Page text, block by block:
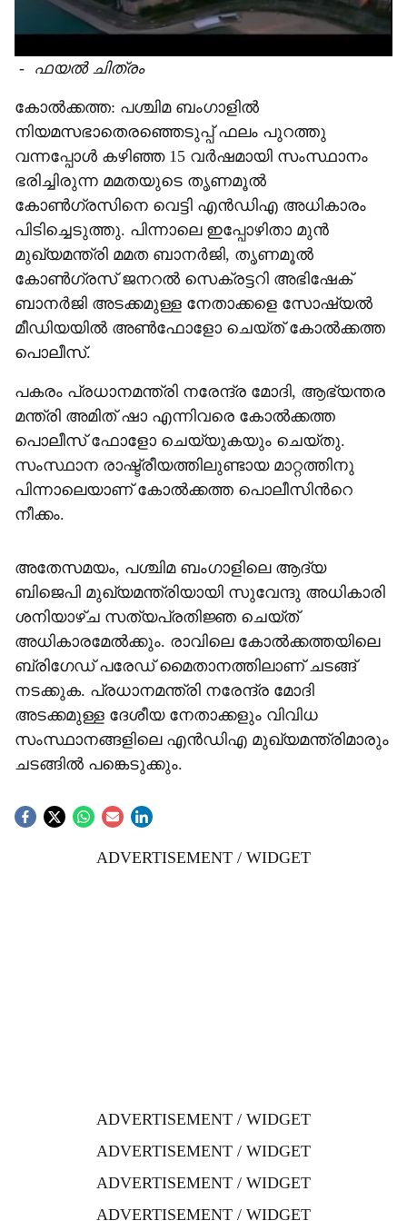
- ഫയൽ ചിത്രം
കോൽക്കത്ത: പശ്ചിമ ബംഗാളിൽ
നിയമസഭാതെരഞ്ഞെടുപ്പ് ഫലം പുറത്തു
വന്നപ്പോൾ കഴിഞ്ഞ 15 വർഷമായി സംസ്ഥാനം
ഭരിച്ചിരുന്ന മമതയുടെ തൃണമൂൽ
കോൺഗ്രസിനെ വെട്ടി എൻഡിഎ അധികാരം
പിടിച്ചെടുത്തു. പിന്നാലെ ഇപ്പോഴിതാ മുൻ
മുഖ്യമന്ത്രി മമത ബാനർജി, തൃണമൂൽ
കോൺഗ്രസ് ജനറൽ സെക്രട്ടറി അഭിഷേക്
ബാനർജി അടക്കമുള്ള നേതാക്കളെ സോഷ്യൽ
മീഡിയയിൽ അൺഫോളോ ചെയ്ത് കോൽക്കത്ത
പൊലീസ്.
പകരം പ്രധാനമന്ത്രി നരേന്ദ്ര മോദി, ആഭ്യന്തര
മന്ത്രി അമിത് ഷാ എന്നിവരെ കോൽക്കത്ത
പൊലീസ് ഫോളോ ചെയ്യുകയും ചെയ്തു.
സംസ്ഥാന രാഷ്ട്രീയത്തിലുണ്ടായ മാറ്റത്തിനു
പിന്നാലെയാണ് കോൽക്കത്ത പൊലീസിന്‍റെ
നീക്കം. ‌
അതേസമയം, പശ്ചിമ ബം​ഗാളിലെ ആദ്യ
ബിജെപി മുഖ്യമന്ത്രിയായി സുവേന്ദു അധികാരി
ശനിയാഴ്ച സത്യപ്രതിജ്ഞ ചെയ്ത്
അധികാരമേൽക്കും. രാവിലെ കോൽക്കത്തയിലെ
ബ്രി​ഗേഡ് പരേഡ് മൈതാനത്തിലാണ് ചടങ്ങ്
നടക്കുക. പ്രധാനമന്ത്രി നരേന്ദ്ര മോദി
അടക്കമുള്ള ദേശീയ നേതാക്കളും വിവിധ
സംസ്ഥാനങ്ങളിലെ എൻഡിഎ മുഖ്യമന്ത്രിമാരും
ചടങ്ങിൽ പങ്കെടുക്കും.
ADVERTISEMENT / WIDGET
ADVERTISEMENT / WIDGET
ADVERTISEMENT / WIDGET
ADVERTISEMENT / WIDGET
ADVERTISEMENT / WIDGET